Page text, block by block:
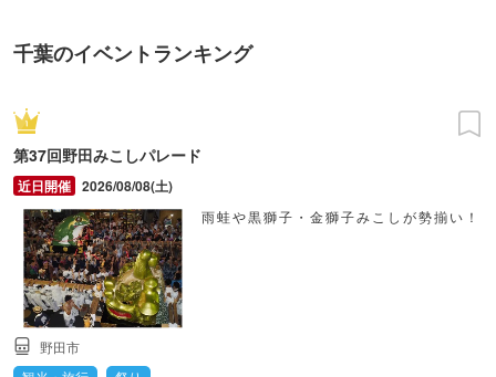
千葉のイベントランキング
第37回野田みこしパレード
2026/08/08(土)
雨蛙や黒獅子・金獅子みこしが勢揃い！
野田市